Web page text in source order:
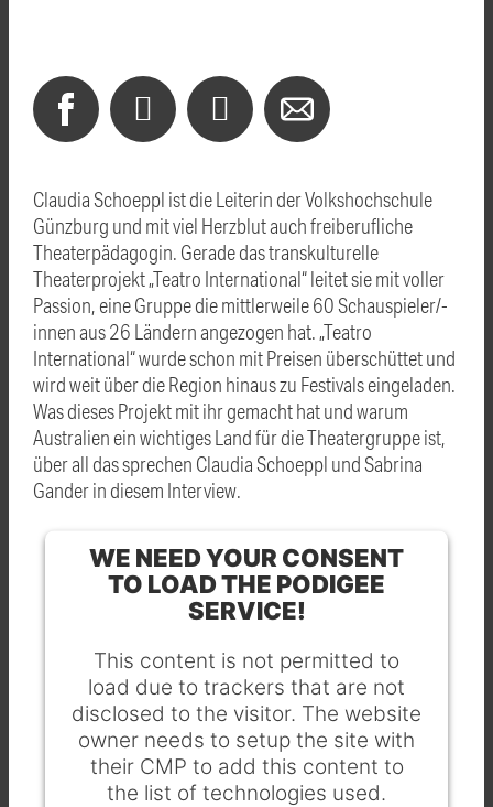
Claudia Schoeppl ist die Leiterin der Volkshochschule
Günzburg und mit viel Herzblut auch freiberufliche
Theaterpädagogin. Gerade das transkulturelle
Theaterprojekt „Teatro International“ leitet sie mit voller
Passion, eine Gruppe die mittlerweile 60 Schauspieler/-
innen aus 26 Ländern angezogen hat. „Teatro
International“ wurde schon mit Preisen überschüttet und
wird weit über die Region hinaus zu Festivals eingeladen.
Was dieses Projekt mit ihr gemacht hat und warum
Australien ein wichtiges Land für die Theatergruppe ist,
über all das sprechen Claudia Schoeppl und Sabrina
Gander in diesem Interview.
WE NEED YOUR CONSENT
TO LOAD THE PODIGEE
SERVICE!
This content is not permitted to
load due to trackers that are not
disclosed to the visitor. The website
owner needs to setup the site with
their CMP to add this content to
the list of technologies used.